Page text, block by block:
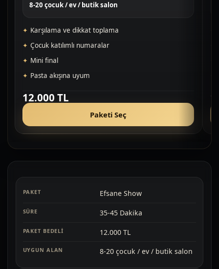
8-20 çocuk / ev / butik salon
Karşılama ve dikkat toplama
Çocuk katılımlı numaralar
Mini final
Pasta akışına uyum
12.000 TL
Paketi Seç
Efsane Show
35-45 Dakika
12.000 TL
8-20 çocuk / ev / butik salon